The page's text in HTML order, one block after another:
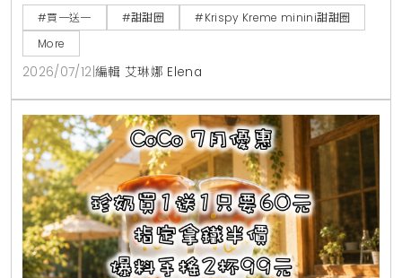
奶與柑橘可可，並同步推出加價購貼紙包、迷你提袋與
盲盒公仔。7月16日至7月18日期間更祭出LINE好友憑券
買minini禮盒送原味糖霜甜甜圈盒的買一送一限時優
惠。
#買一送一 #甜甜圈
#Krispy Kreme minini甜甜圈
More
2026/07/12 編輯 艾琳娜 Elena